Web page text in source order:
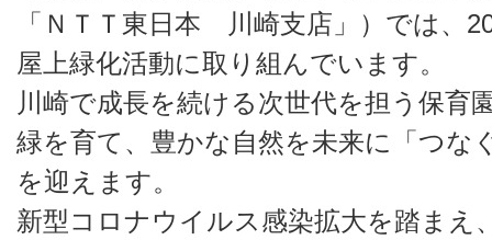
「ＮＴＴ東日本 川崎支店」）では、
屋上緑化活動に取り組んでいます。
川崎で成長を続ける次世代を担う保育
緑を育て、豊かな自然を未来に「つな
を迎えます。
新型コロナウイルス感染拡大を踏まえ